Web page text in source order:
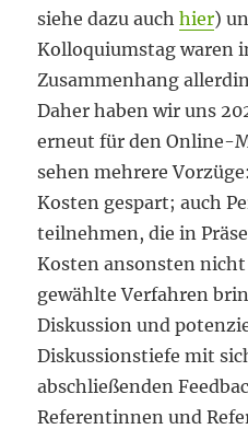
siehe dazu auchhier)
Kolloquiumstag waren
Zusammenhang
Daher haben wir uns
erneut für den Online-
sehen mehrere
Kosten gespart; auch
teilnehmen, die in
Kosten ansonsten
gewählte Verfahren
Diskussion und
Diskussionstiefe mit
abschließenden
Referentinnen und